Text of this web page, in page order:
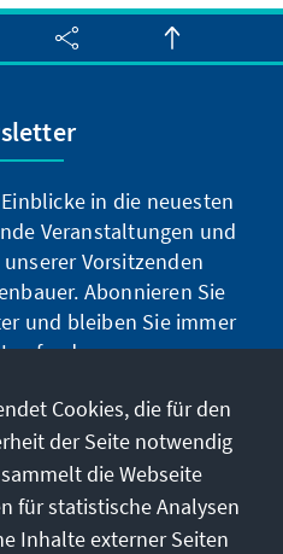
in die neuesten
Veranstaltungen und
Vorsitzenden
Abonnieren Sie
und bleiben Sie immer
Cookies, die für den
der Seite notwendig
die Webseite
für statistische Analysen
Inhalte externer Seiten